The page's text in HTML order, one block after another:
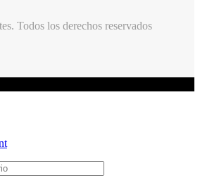
Todos los derechos reservados